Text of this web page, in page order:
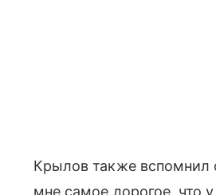
Крылов также вспомнил
мне самое дорогое, что